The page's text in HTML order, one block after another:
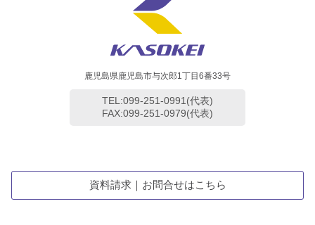
鹿児島県鹿児島市与次郎1丁目6番33号
TEL:099-251-0991(代表)
FAX:099-251-0979(代表)
資料請求｜お問合せはこちら